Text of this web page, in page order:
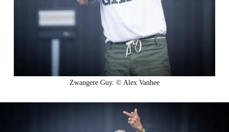
Zwangere Guy. © Alex Vanhee